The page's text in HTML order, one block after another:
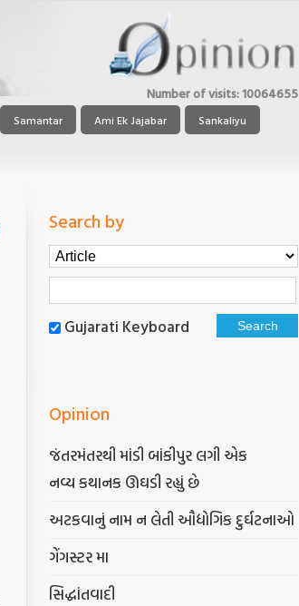
Number of visits:10064655
Samantar Ami Ek Jajabar Sankaliyu
Search by
Gujarati Keyboard
Opinion
જંતરમંતરથી માંડી બાંકીપુર લગી એક
નવ્ય કથાનક ઊઘડી રહ્યું છે
અટકવાનું નામ ન લેતી ઔદ્યોગિક દુર્ઘટનાઓ
ગેંગસ્ટર મા
સિદ્ધાંતવાદી